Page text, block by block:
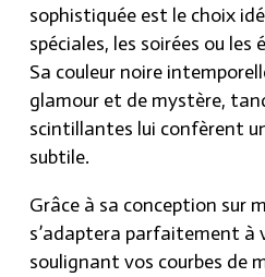
sophistiquée est le choix
spéciales, les soirées ou
Sa couleur noire
glamour et de mystère,
scintillantes lui confèrent
subtile.
Grâce à sa conception sur
s’adaptera parfaitement à
soulignant vos courbes de